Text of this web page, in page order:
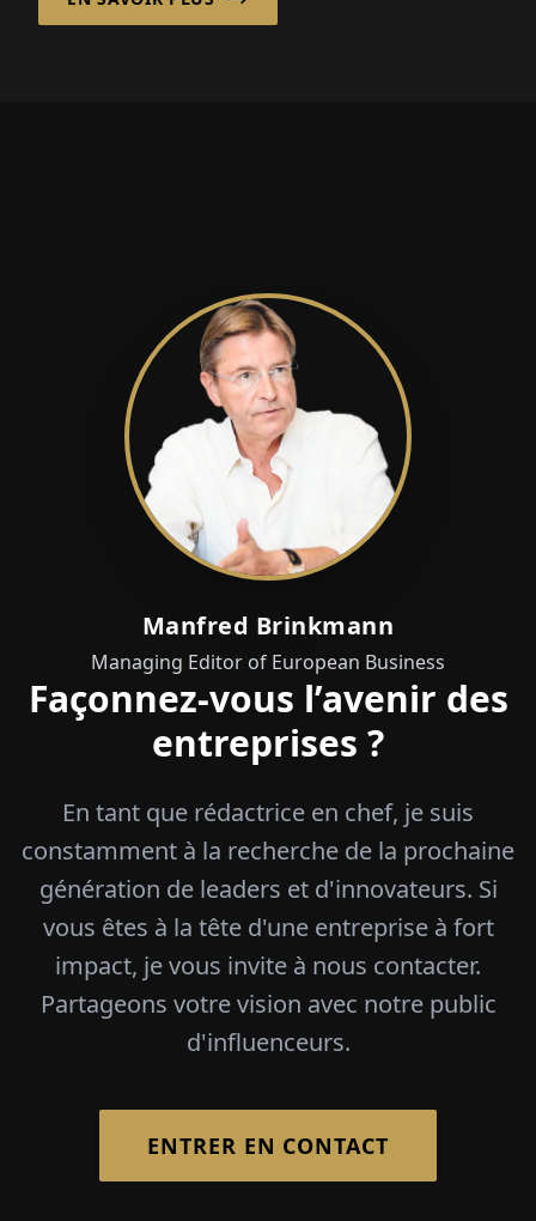
Manfred Brinkmann
Managing Editor of European Business
Façonnez-vous l’avenir des
entreprises ?
En tant que rédactrice en chef, je suis
constamment à la recherche de la prochaine
génération de leaders et d'innovateurs. Si
vous êtes à la tête d'une entreprise à fort
impact, je vous invite à nous contacter.
Partageons votre vision avec notre public
d'influenceurs.
ENTRER EN CONTACT